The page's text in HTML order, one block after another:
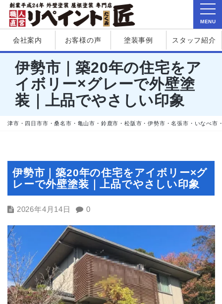
会社案内 お客様の声 塗装事例 スタッフ紹介
伊勢市｜築20年の住宅をア
イボリー×グレーで外壁塗
装｜上品でやさしい印象
津市・四日市市・桑名市・亀山市・鈴鹿市・松阪市・伊勢市・名張市・いなべ市
伊勢市｜築20年の住宅をアイボリー×グ
レーで外壁塗装｜上品でやさしい印象
2026年4月14日 0
MENU